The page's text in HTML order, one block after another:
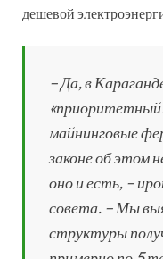
дешевой
– Да, в
майнинговые
законе об этом
оно и есть, –
совета. – Мы
структуры